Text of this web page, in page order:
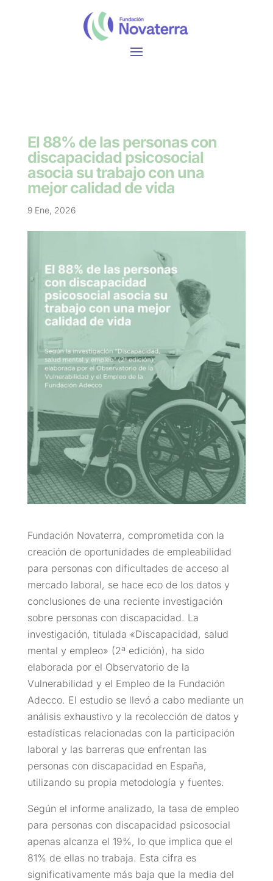
El 88% de las personas con
discapacidad psicosocial
asocia su trabajo con una
mejor calidad de vida
9 Ene, 2026
Fundación Novaterra, comprometida con la
creación de oportunidades de empleabilidad
para personas con dificultades de acceso al
mercado laboral, se hace eco de los datos y
conclusiones de una reciente investigación
sobre personas con discapacidad. La
investigación, titulada «Discapacidad, salud
mental y empleo» (2ª edición), ha sido
elaborada por el Observatorio de la
Vulnerabilidad y el Empleo de la Fundación
Adecco. El estudio se llevó a cabo mediante un
análisis exhaustivo y la recolección de datos y
estadísticas relacionadas con la participación
laboral y las barreras que enfrentan las
personas con discapacidad en España,
utilizando su propia metodología y fuentes.
Según el informe analizado, la tasa de empleo
para personas con discapacidad psicosocial
apenas alcanza el 19%, lo que implica que el
81% de ellas no trabaja. Esta cifra es
significativamente más baja que la media del